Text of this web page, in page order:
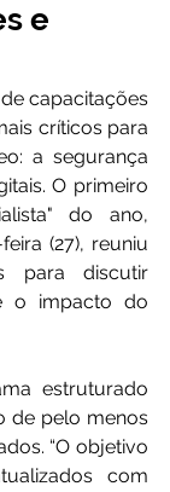
e
capacitações
críticos para
a segurança
O primeiro
do ano,
(27), reuniu
para discutir
o impacto do
estruturado
de pelo menos
“O objetivo
com